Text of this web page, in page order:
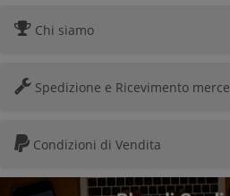
Chi siamo
Spedizione e Ricevimento merce
Condizioni di Vendita